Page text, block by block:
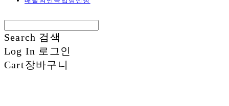
Search 검색
Log In 로그인
Cart장바구니